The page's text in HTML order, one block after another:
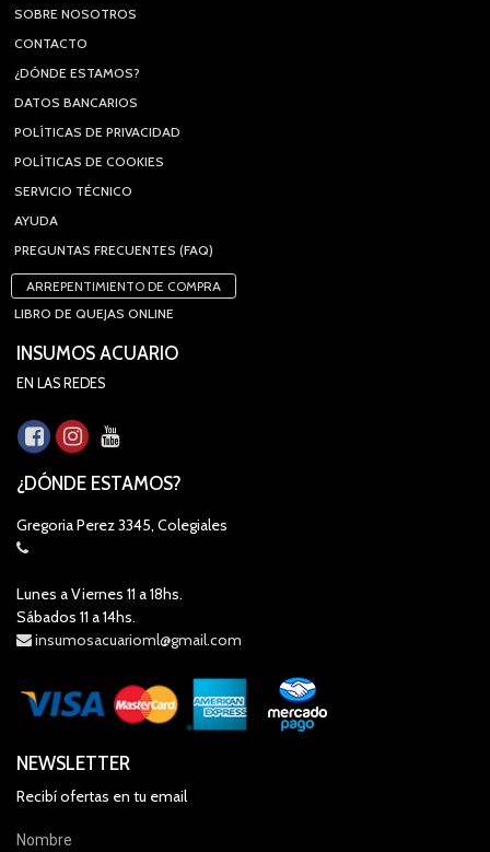
SOBRE NOSOTROS
CONTACTO
¿DÓNDE ESTAMOS?
DATOS BANCARIOS
POLÍTICAS DE PRIVACIDAD
POLÍTICAS DE COOKIES
SERVICIO TÉCNICO
AYUDA
PREGUNTAS FRECUENTES (FAQ)
ARREPENTIMIENTO DE COMPRA
LIBRO DE QUEJAS ONLINE
INSUMOS ACUARIO
EN LAS REDES
¿DÓNDE ESTAMOS?
Gregoria Perez 3345, Colegiales
Lunes a Viernes 11 a 18hs.
Sábados 11 a 14hs.
insumosacuarioml@gmail.com
NEWSLETTER
Recibí ofertas en tu email